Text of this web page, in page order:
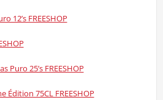
12’s FREESHOP
Puro 25’s FREESHOP
Édition 75CL FREESHOP